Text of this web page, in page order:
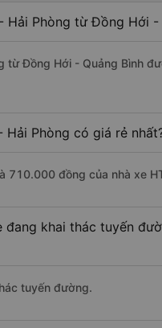
Hải Phòng từ Đồng Hới
từ Đồng Hới - Quảng Bình
Hải Phòng có giá rẻ
710.000 đồng của nhà xe
đang khai thác tuyến
tuyến đường.